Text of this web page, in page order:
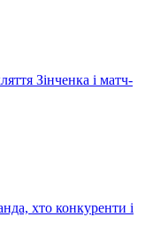
Зінченка і матч-
хто конкуренти і